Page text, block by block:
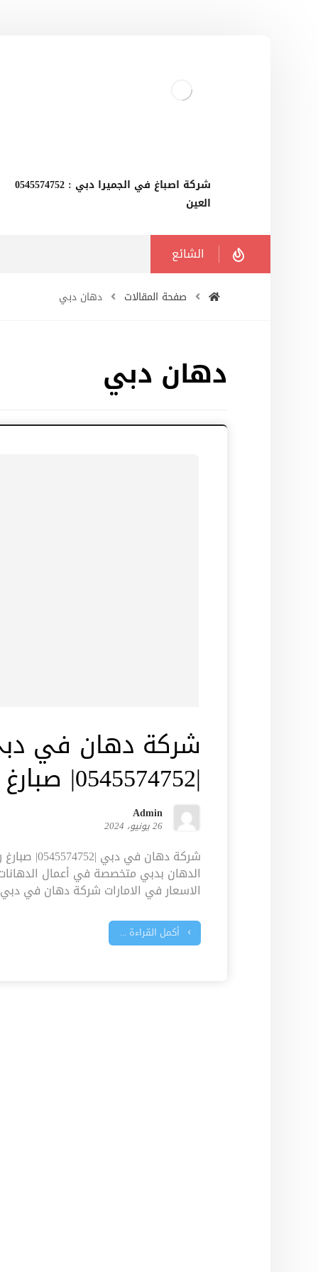
‫شركة اصباغ في الجميرا دبي : 0545574752
العين
الشائع
صفحة المقالات دهان دبي
دهان دبي
شركة دهان في
|0545574752| صبارغ رخيص
Admin
26 يونيو، 2024
شركة دهان
الدهان بدبي متخصصة في أعمال
الاسعار في الامارات شركة دهان في
أكمل القراءة ...